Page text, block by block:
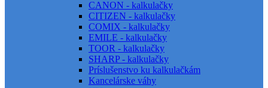
CANON - kalkulačky
CITIZEN - kalkulačky
COMIX - kalkulačky
EMILE - kalkulačky
TOOR - kalkulačky
SHARP - kalkulačky
Príslušenstvo ku kalkulačkám
Kancelárske váhy